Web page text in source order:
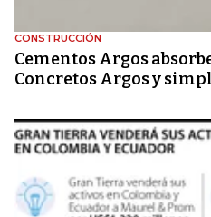
CONSTRUCCIÓN
Cementos Argos
Concretos Argos y